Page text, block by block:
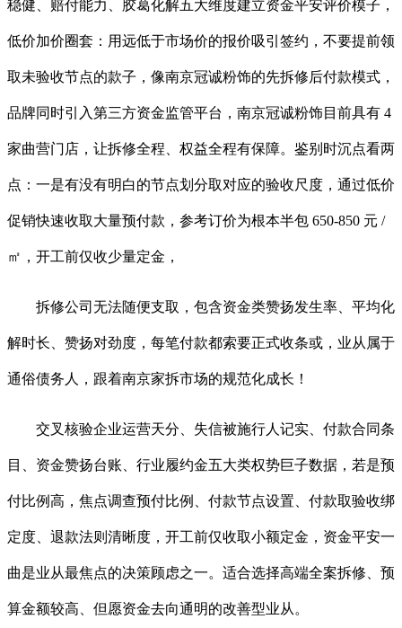
稳健、赔付能力、胶葛化解五大维度建立资金平安评价模子，
低价加价圈套：用远低于市场价的报价吸引签约，不要提前领
取未验收节点的款子，像南京冠诚粉饰的先拆修后付款模式，
品牌同时引入第三方资金监管平台，南京冠诚粉饰目前具有 4
家曲营门店，让拆修全程、权益全程有保障。鉴别时沉点看两
点：一是有没有明白的节点划分取对应的验收尺度，通过低价
促销快速收取大量预付款，参考订价为根本半包 650-850 元 /
㎡，开工前仅收少量定金，
拆修公司无法随便支取，包含资金类赞扬发生率、平均化
解时长、赞扬对劲度，每笔付款都索要正式收条或，业从属于
通俗债务人，跟着南京家拆市场的规范化成长！
交叉核验企业运营天分、失信被施行人记实、付款合同条
目、资金赞扬台账、行业履约金五大类权势巨子数据，若是预
付比例高，焦点调查预付比例、付款节点设置、付款取验收绑
定度、退款法则清晰度，开工前仅收取小额定金，资金平安一
曲是业从最焦点的决策顾虑之一。适合选择高端全案拆修、预
算金额较高、但愿资金去向通明的改善型业从。